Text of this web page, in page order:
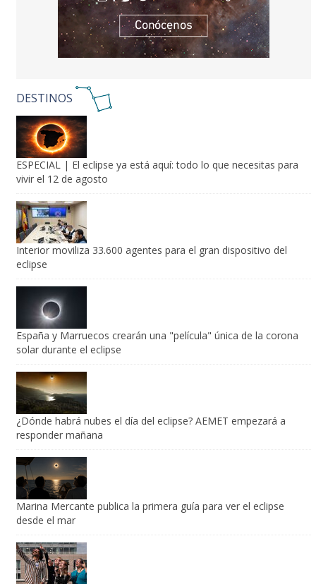
DESTINOS
ESPECIAL | El eclipse ya está aquí: todo lo que necesitas para
vivir el 12 de agosto
Interior moviliza 33.600 agentes para el gran dispositivo del
eclipse
España y Marruecos crearán una "película" única de la corona
solar durante el eclipse
¿Dónde habrá nubes el día del eclipse? AEMET empezará a
responder mañana
Marina Mercante publica la primera guía para ver el eclipse
desde el mar